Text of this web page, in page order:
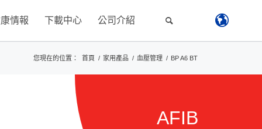
情報 下載中心 公司介紹
您現在的位置： 首頁 / 家用產品 / 血壓管理 / BP A6 BT
AFIB